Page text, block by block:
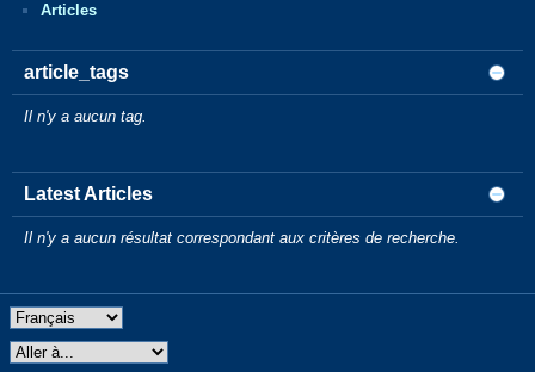
Articles
article_tags
Il n'y a aucun tag.
Latest Articles
Il n'y a aucun résultat correspondant aux critères de recherche.